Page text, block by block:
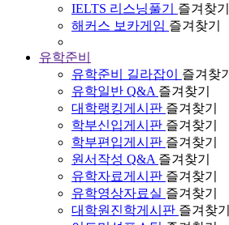
IELTS 리스닝풀기
즐겨찾기
해커스 보카게임 즐겨찾기
유학준비
유학준비 길라잡이
즐겨찾기
유학일반 Q&A 즐겨찾기
대학랭킹게시판 즐겨찾기
학부신입게시판 즐겨찾기
학부편입게시판 즐겨찾기
원서작성 Q&A 즐겨찾기
유학자료게시판 즐겨찾기
유학영상자료실 즐겨찾기
대학원진학게시판 즐겨찾기